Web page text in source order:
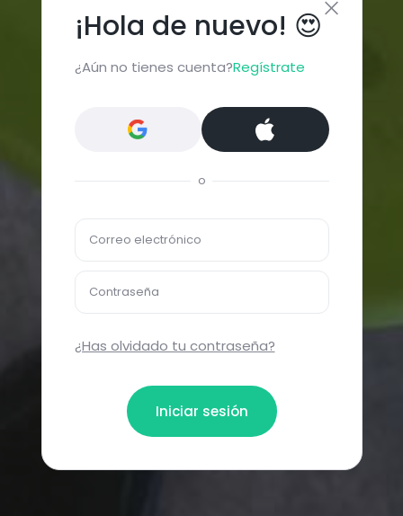
¡Hola de nuevo! 😍
¿Aún no tienes cuenta?Regístrate
o
Correo electrónico
Contraseña
¿Has olvidado tu contraseña?
Iniciar sesión